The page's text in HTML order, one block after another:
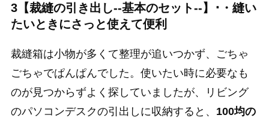
3【裁縫の引き出し--基本のセット--】･・縫い
たいときにさっと使えて便利
裁縫箱は小物が多くて整理が追いつかず、ごちゃ
ごちゃでぱんぱんでした。使いたい時に必要なも
のが見つからずよく探していましたが、リビング
のパソコンデスクの引出しに収納すると、 100均の